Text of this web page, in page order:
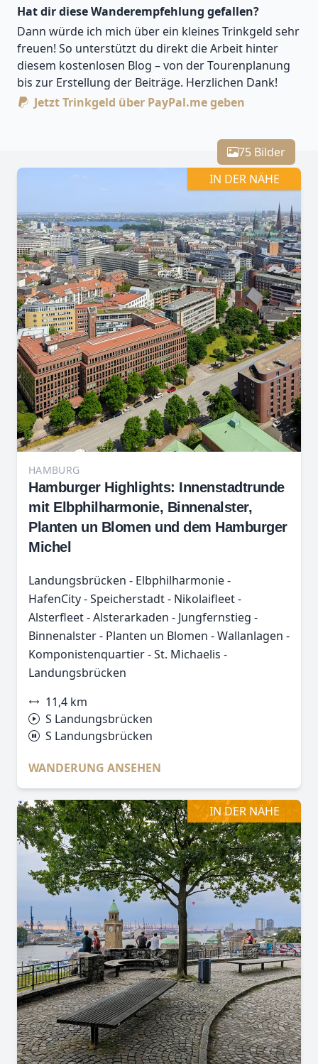
Hat dir diese Wanderempfehlung gefallen?
Dann würde ich mich über ein kleines Trinkgeld sehr
freuen! So unterstützt du direkt die Arbeit hinter
diesem kostenlosen Blog – von der Tourenplanung
bis zur Erstellung der Beiträge. Herzlichen Dank!
Jetzt Trinkgeld über PayPal.me geben
Zoomen mit Strg+Mausrad
−
75 Bilder
IN DER NÄHE
HAMBURG
Hamburger Highlights: Innenstadtrunde
mit Elbphilharmonie, Binnenalster,
Planten un Blomen und dem Hamburger
Michel
Landungsbrücken - Elbphilharmonie -
HafenCity - Speicherstadt - Nikolaifleet -
Alsterfleet - Alsterarkaden - Jungfernstieg -
Binnenalster - Planten un Blomen - Wallanlagen -
Komponistenquartier - St. Michaelis -
Landungsbrücken
11,4 km
S Landungsbrücken
S Landungsbrücken
WANDERUNG ANSEHEN
IN DER NÄHE